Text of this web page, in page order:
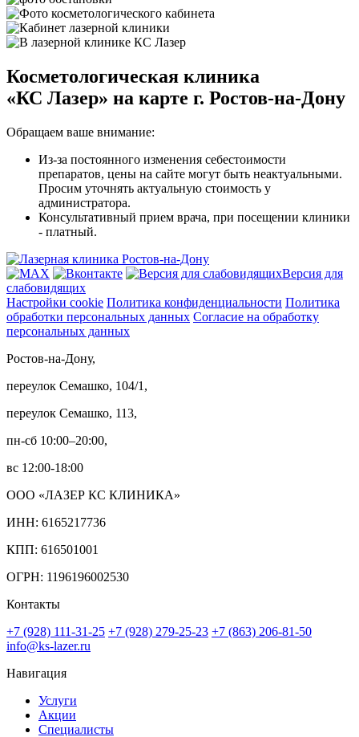
Косметологическая клиника
«КС Лазер» на карте г. Ростов-на-Дону
Обращаем ваше внимание:
Из-за постоянного изменения себестоимости
препаратов, цены на сайте могут быть неактуальными.
Просим уточнять актуальную стоимость у
администратора.
Консультативный прием врача, при посещении клиники
- платный.
Версия для
слабовидящих
Настройки cookie Политика конфиденциальности Политика
обработки персональных данных Согласие на обработку
персональных данных
Ростов-на-Дону,
переулок Семашко, 104/1,
переулок Семашко, 113,
пн-сб 10:00–20:00,
вс 12:00-18:00
ООО «ЛАЗЕР КС КЛИНИКА»
ИНН: 6165217736
КПП: 616501001
ОГРН: 1196196002530
Контакты
+7 (928) 111-31-25 +7 (928) 279-25-23 +7 (863) 206-81-50
info@ks-lazer.ru
Навигация
Услуги
Акции
Специалисты